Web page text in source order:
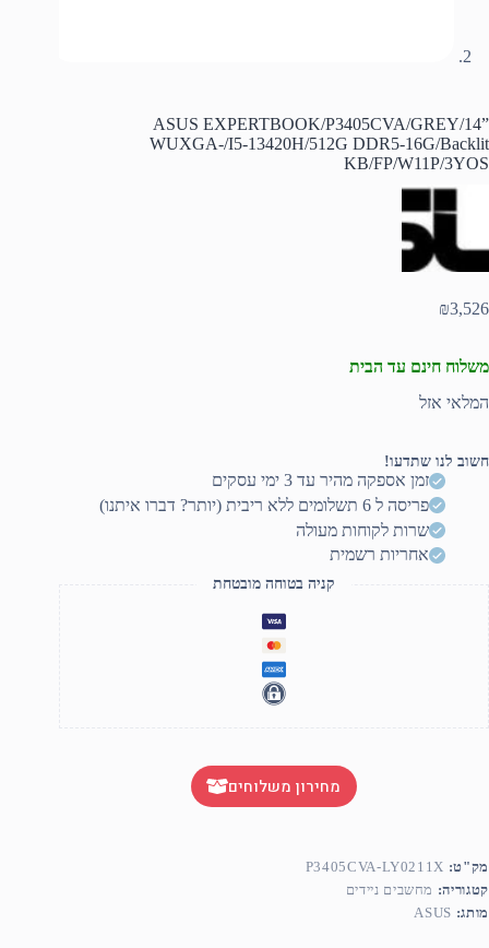
ASUS EXPERTBOOK/P3405CVA/GREY/14”
WUXGA-/I5-13420H/512G DDR5-16G/Backlit
KB/FP/W11P/3YOS
₪3,526
משלוח חינם עד הבית
המלאי אזל
חשוב לנו שתדעו!
זמן אספקה מהיר עד 3 ימי עסקים
פריסה ל 6 תשלומים ללא ריבית (יותר? דברו איתנו)
שרות לקוחות מעולה
אחריות רשמית
קניה בטוחה מובטחת
מחירון משלוחים
מק"ט: P3405CVA-LY0211X
קטגוריה: מחשבים ניידים
מותג: ASUS